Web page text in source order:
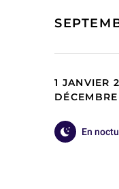
1 JANVIER
En